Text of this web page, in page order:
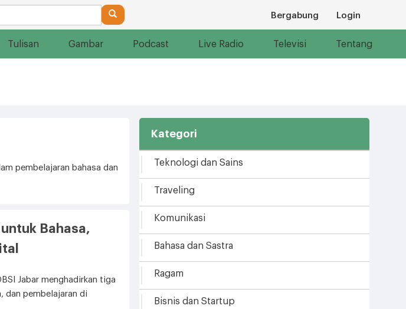
Login
Bergabung
Tulisan Gambar Podcast Live Radio Televisi Tentang
pembelajaran bahasa dan
Bahasa,
Jabar menghadirkan tiga
dan pembelajaran di
Kategori
Teknologi dan Sains
Traveling
Komunikasi
Bahasa dan Sastra
Ragam
Bisnis dan Startup